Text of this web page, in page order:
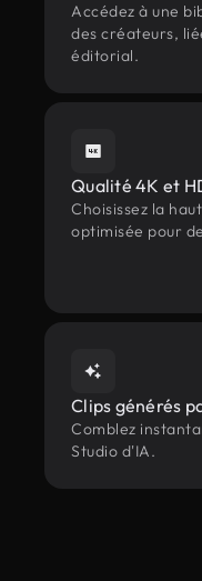
Accédez à une
des créateurs,
éditorial.
Qualité 4K et
Choisissez la
optimisée pour
Clips générés
Comblez
Studio d'IA.